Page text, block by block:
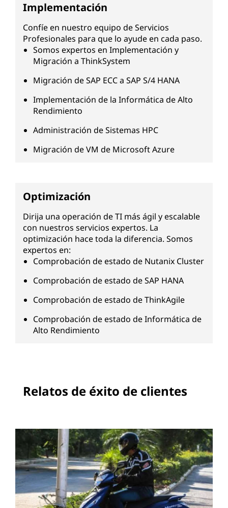
Implementación
Confíe en nuestro equipo de Servicios
Profesionales para que lo ayude en cada paso.
Somos expertos en Implementación y
Migración a ThinkSystem
Migración de SAP ECC a SAP S/4 HANA
Implementación de la Informática de Alto
Rendimiento
Administración de Sistemas HPC
Migración de VM de Microsoft Azure
Optimización
Dirija una operación de TI más ágil y escalable
con nuestros servicios expertos. La
optimización hace toda la diferencia. Somos
expertos en:
Comprobación de estado de Nutanix Cluster
Comprobación de estado de SAP HANA
Comprobación de estado de ThinkAgile
Comprobación de estado de Informática de
Alto Rendimiento
Relatos de éxito de clientes